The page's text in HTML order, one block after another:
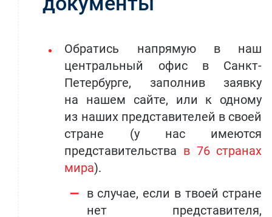
Обратись напрямую в наш
центральный офис в Санкт-
Петербурге, заполнив заявку
на нашем сайте, или к одному
из наших представителей в своей
стране (у нас имеются
представительства в 76 странах
мира).
в случае, если в твоей стране
нет представителя,